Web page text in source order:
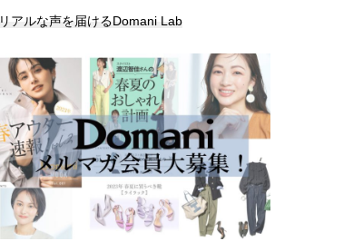
リアルな声を届けるDomani Lab